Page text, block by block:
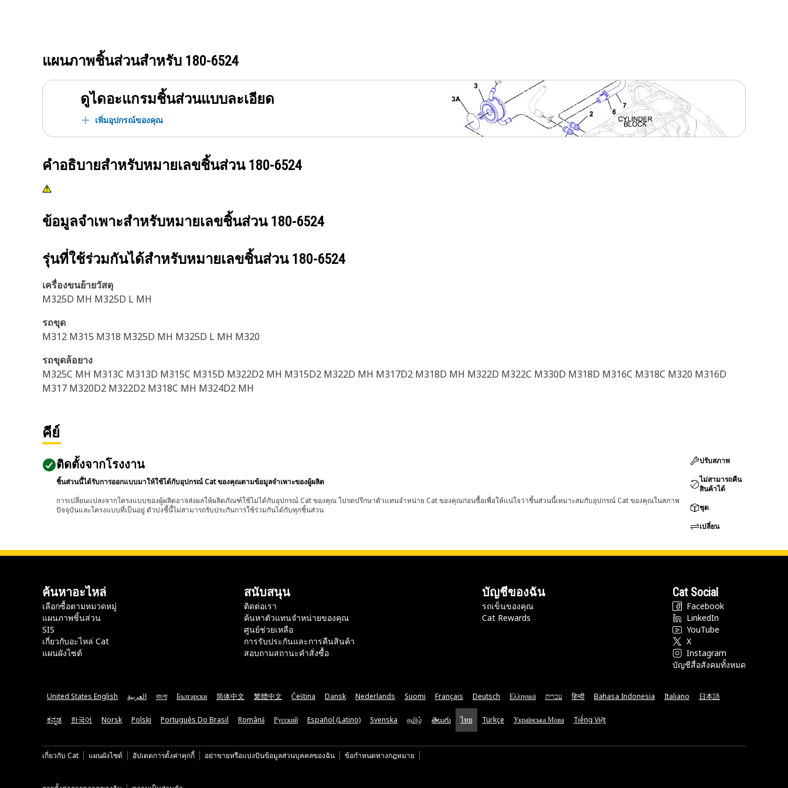
แผนภาพชิ้นส่วนสำหรับ 180-6524
ดูไดอะแกรมชิ้นส่วนแบบละเอียด
เพิ่มอุปกรณ์ของคุณ
คำอธิบายสำหรับหมายเลขชิ้นส่วน 180-6524
ข้อมูลจำเพาะสำหรับหมายเลขชิ้นส่วน 180-6524
รุ่นที่ใช้ร่วมกันได้สำหรับหมายเลขชิ้นส่วน 180-6524
เครื่องขนย้ายวัสดุ
M325D MH M325D L MH
รถขุด
M312 M315 M318 M325D MH M325D L MH M320
รถขุดล้อยาง
M325C MH M313C M313D M315C M315D M322D2 MH M315D2 M322D MH M317D2 M318D MH M322D M322C M330D M318D M316C M318C M320 M316D
M317 M320D2 M322D2 M318C MH M324D2 MH
คีย์
ติดตั้งจากโรงงาน
ชิ้นส่วนนี้ได้รับการออกแบบมาให้ใช้ได้กับอุปกรณ์ Cat ของคุณตามข้อมูลจำเพาะของผู้ผลิต
การเปลี่ยนแปลงจากโครงแบบของผู้ผลิตอาจส่งผลให้ผลิตภัณฑ์ใช้ไม่ได้กับอุปกรณ์ Cat ของคุณ โปรดปรึกษาตัวแทนจำหน่าย Cat ของคุณก่อนซื้อเพื่อให้แน่ใจว่าชิ้นส่วนนี้เหมาะสมกับอุปกรณ์ Cat ของคุณในสภาพ
ปัจจุบันและโครงแบบที่เป็นอยู่ ตัวบ่งชี้นี้ไม่สามารถรับประกันการใช้ร่วมกันได้กับทุกชิ้นส่วน
ปรับสภาพ
ไม่สามารถคืน
สินค้าได้
ชุด
เปลี่ยน
ค้นหาอะไหล่
เลือกซื้อตามหมวดหมู่
แผนภาพชิ้นส่วน
SIS
เกี่ยวกับอะไหล่ Cat
แผนผังไซต์
สนับสนุน
ติดต่อเรา
ค้นหาตัวแทนจำหน่ายของคุณ
ศูนย์ช่วยเหลือ
การรับประกันและการคืนสินค้า
สอบถามสถานะคำสั่งซื้อ
บัญชีของฉัน
รถเข็นของคุณ
Cat Rewards
Cat Social
Facebook
LinkedIn
YouTube
X
Instagram
บัญชีสื่อสังคมทั้งหมด
United States English العربية বাংলা Български 简体中文 繁體中文 Čeština Dansk Nederlands Suomi Français Deutsch Ελληνικά עברית हिन्दी Bahasa Indonesia Italiano 日本語
ಕನ್ನಡ 한국어 Norsk Polski Português Do Brasil Română Русский Español (Latino) Svenska தமிழ் తెలుగు ไทย Türkçe Українська Мова Tiếng Việt
เกี่ยวกับ Cat แผนผังไซต์ อัปเดตการตั้งค่าคุกกี้ อย่าขายหรือแบ่งปันข้อมูลส่วนบุคคลของฉัน ข้อกำหนดทางกฎหมาย